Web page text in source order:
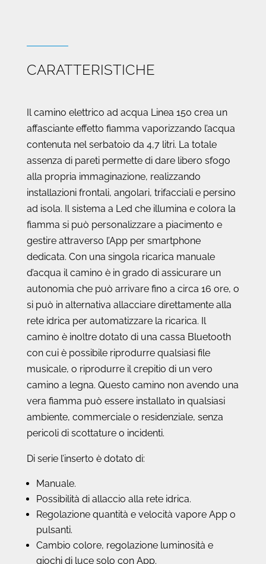
CARATTERISTICHE
Il camino elettrico ad acqua Linea 150 crea un
affasciante effetto fiamma vaporizzando l’acqua
contenuta nel serbatoio da 4,7 litri. La totale
assenza di pareti permette di dare libero sfogo
alla propria immaginazione, realizzando
installazioni frontali, angolari, trifacciali e persino
ad isola. Il sistema a Led che illumina e colora la
fiamma si può personalizzare a piacimento e
gestire attraverso l’App per smartphone
dedicata. Con una singola ricarica manuale
d’acqua il camino è in grado di assicurare un
autonomia che può arrivare fino a circa 16 ore, o
si può in alternativa allacciare direttamente alla
rete idrica per automatizzare la ricarica. Il
camino è inoltre dotato di una cassa Bluetooth
con cui è possibile riprodurre qualsiasi file
musicale, o riprodurre il crepitio di un vero
camino a legna. Questo camino non avendo una
vera fiamma può essere installato in qualsiasi
ambiente, commerciale o residenziale, senza
pericoli di scottature o incidenti.
Di serie l’inserto è dotato di:
Manuale.
Possibilità di allaccio alla rete idrica.
Regolazione quantità e velocità vapore App o
pulsanti.
Cambio colore, regolazione luminosità e
giochi di luce solo con App.